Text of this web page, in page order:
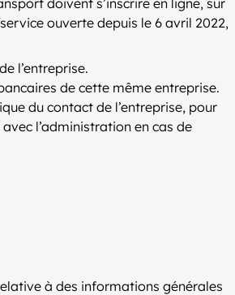
ouverte depuis le 6 avril 2022,
l’entreprise.
de cette même entreprise.
du contact de l’entreprise, pour
l’administration en cas de
à des informations générales